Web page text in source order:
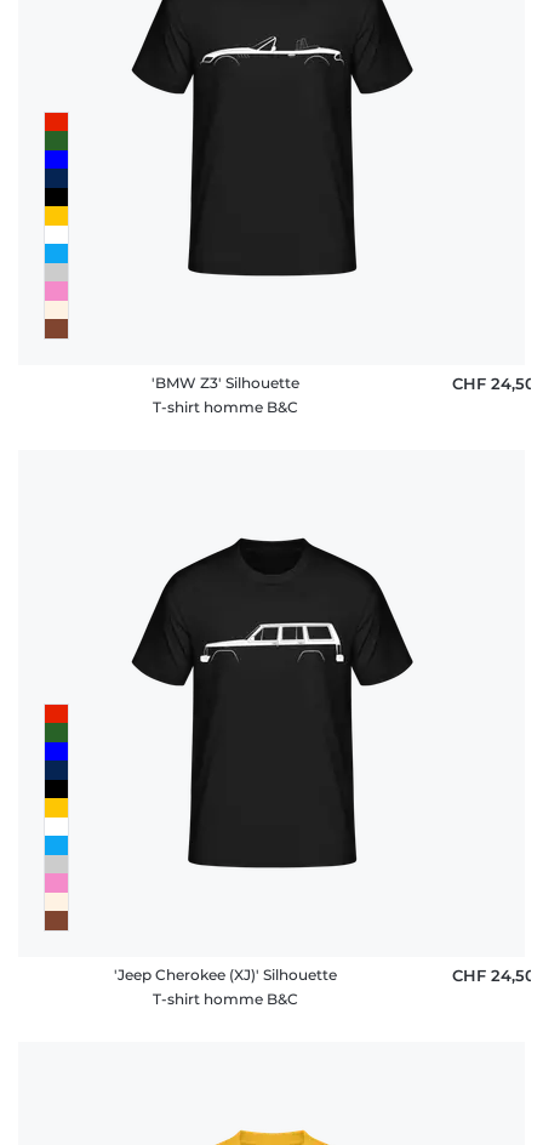
'BMW Z3' Silhouette
T-shirt homme B&C
CHF 24,50
'Jeep Cherokee (XJ)' Silhouette
T-shirt homme B&C
CHF 24,50